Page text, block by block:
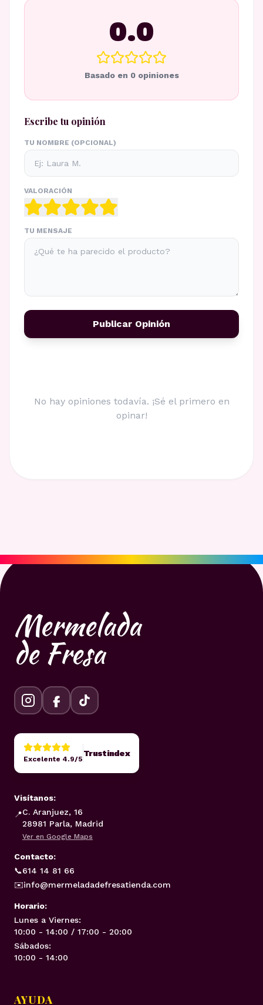
0.0
Basado en 0opiniones
Escribe tu opinión
TU NOMBRE (OPCIONAL)
VALORACIÓN
TU MENSAJE
Publicar Opinión
No hay opiniones todavía. ¡Sé el primero en
opinar!
Mermelada
de Fresa
Excelente 4.9/5
Trustindex
Visítanos:
📍C. Aranjuez, 16
28981 Parla, Madrid
Ver en Google Maps
Contacto:
📞614 14 81 66
✉️info@mermeladadefresatienda.com
Horario:
Lunes a Viernes:
10:00 - 14:00 / 17:00 - 20:00
Sábados:
10:00 - 14:00
AYUDA